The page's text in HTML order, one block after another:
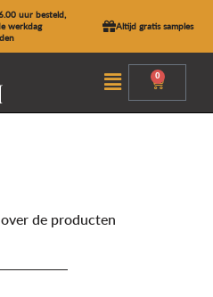
uur besteld,
werkdag
Altijd gratis samples
Menu 0
de producten